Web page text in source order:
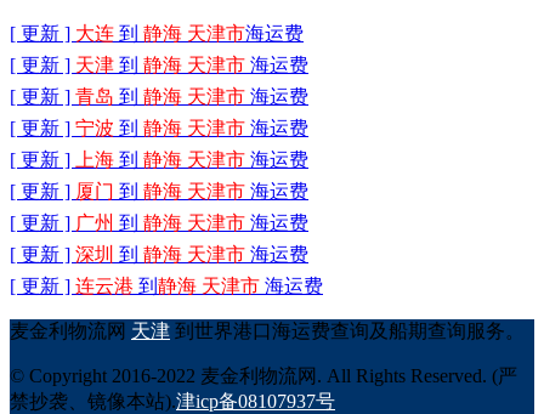
[ 更新 ] 大连 到 静海 天津市海运费
[ 更新 ] 天津 到 静海 天津市 海运费
[ 更新 ] 青岛 到 静海 天津市 海运费
[ 更新 ] 宁波 到 静海 天津市 海运费
[ 更新 ]
上海 到 静海 天津市 海运费
[ 更新 ] 厦门 到 静海 天津市 海运费
[ 更新 ] 广州 到 静海 天津市 海运费
[ 更新 ] 深圳 到 静海 天津市 海运费
[ 更新 ] 连云港 到 静海 天津市 海运费
麦金利物流网 天津 到世界港口海运费查询及船期查询服务。
© Copyright 2016-2022 麦金利物流网. All Rights Reserved. (严
禁抄袭、镜像本站).津icp备08107937号